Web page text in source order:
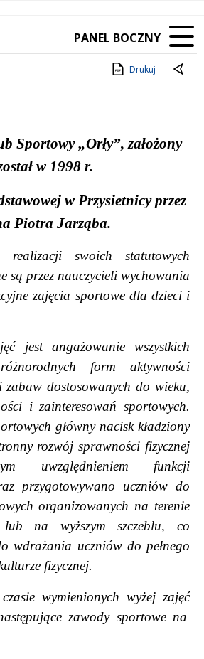
PANEL BOCZNY
Drukuj
Sportowy „Orły”, założony
łw 1998 r.
w Przysietnicy przez
Piotra Jarząba.
swoich statutowych
są przez nauczycieli wychowania
zajęcia sportowe dla dzieci i
ęćjest angażowanie wszystkich
żnorodnych form aktywności
dostosowanych do wieku,
ści i zainteresowań sportowych.
główny nacisk kładziony
rozwój sprawności fizycznej
uwzględnieniem funkcji
przygotowywano uczniów do
organizowanych na terenie
lub na wyższym szczeblu, co
wdrażania uczniów do pełnego
fizycznej.
wymienionych wyżej zajęć
ępujące zawody sportowe na